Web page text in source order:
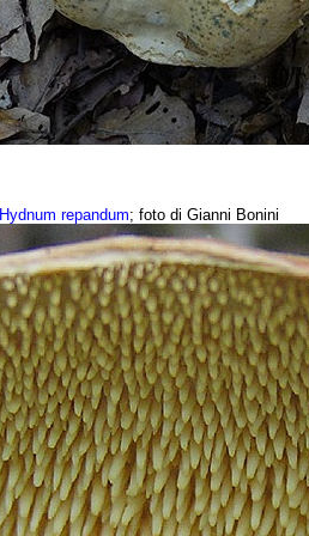
Hydnum repandum; foto di Gianni Bonini